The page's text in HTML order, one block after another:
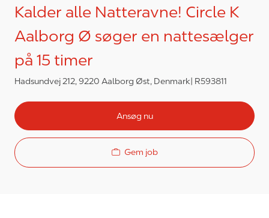
Kalder alle Natteravne! Circle K
Aalborg Ø søger en nattesælger
på 15 timer
Hadsundvej 212, 9220 Aalborg Øst, Denmark R593811
Ansøg nu
Gem job